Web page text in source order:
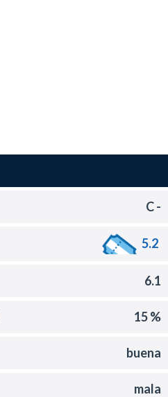
C -
5.2
6.1
15 %
buena
mala